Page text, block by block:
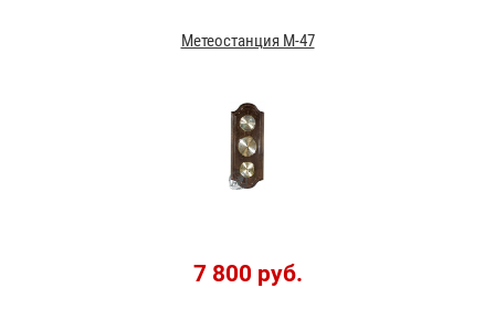
Метеостанция М-47
7 800 руб.